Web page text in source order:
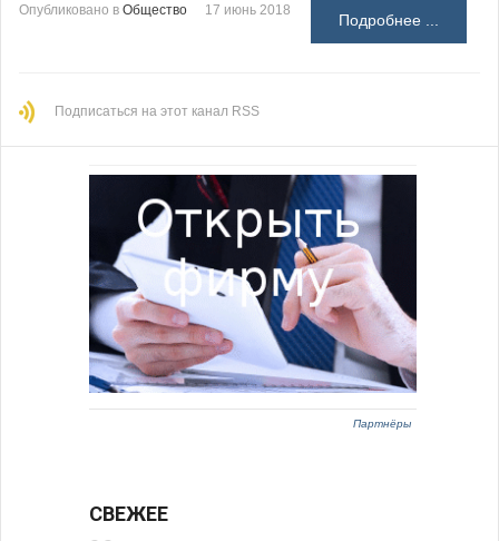
Опубликовано в Общество 17 июнь 2018
Подробнее ...
Подписаться на этот канал RSS
Партнёры
СВЕЖЕЕ